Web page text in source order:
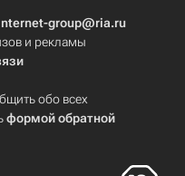
group@ria.ru
и рекламы
обо всех
формой обратной